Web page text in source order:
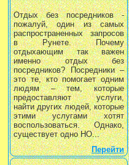
Отдых без посредников -
пожалуй, один из самых
распространенных запросов
в Рунете. Почему
отдыхающим так важен
именно отдых без
посредников? Посредники –
это те, кто помогает одним
людям – тем, которые
предоставляют услуги,
найти других людей, которые
этими услугами хотят
воспользоваться. Однако,
существует одно НО...
Перейти